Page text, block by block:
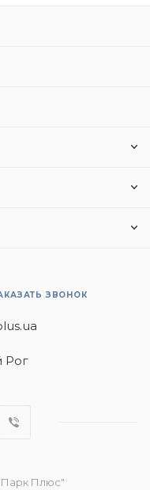
ЗВОНОК
Рог
Плюс"